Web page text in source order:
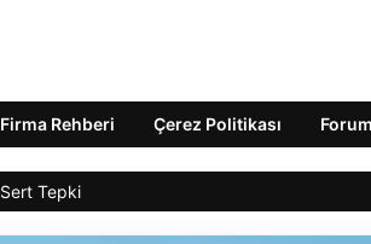
Firma Rehberi Çerez Politikası